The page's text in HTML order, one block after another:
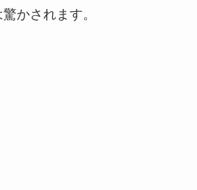
かされます。